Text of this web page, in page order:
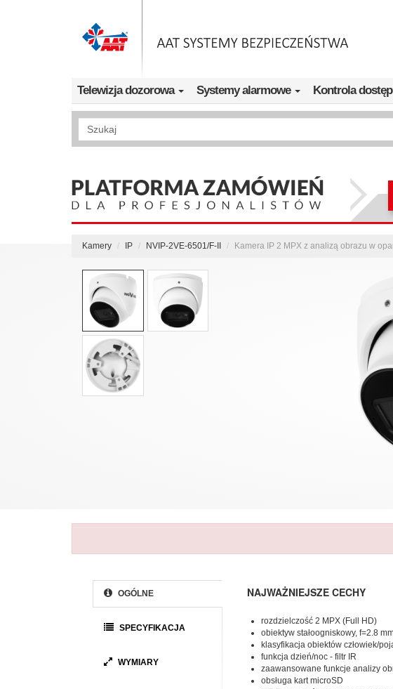
Telewizja dozorowa Systemy alarmowe Kontrola
Wyszukiwanie pełnotekstowe
Kamery IP NVIP-2VE-6501/F-II Kamera IP 2 MPX z analizą obrazu w
OGÓLNE
SPECYFIKACJA
WYMIARY
NAJWAŻNIEJSZE CECHY
rozdzielczość 2 MPX (Full HD)
obiektyw stałoogniskowy, f=2.8
klasyfikacja obiektów człowiek/
funkcja dzień/noc - filtr IR
zaawansowane funkcje analizy
obsługa kart microSD